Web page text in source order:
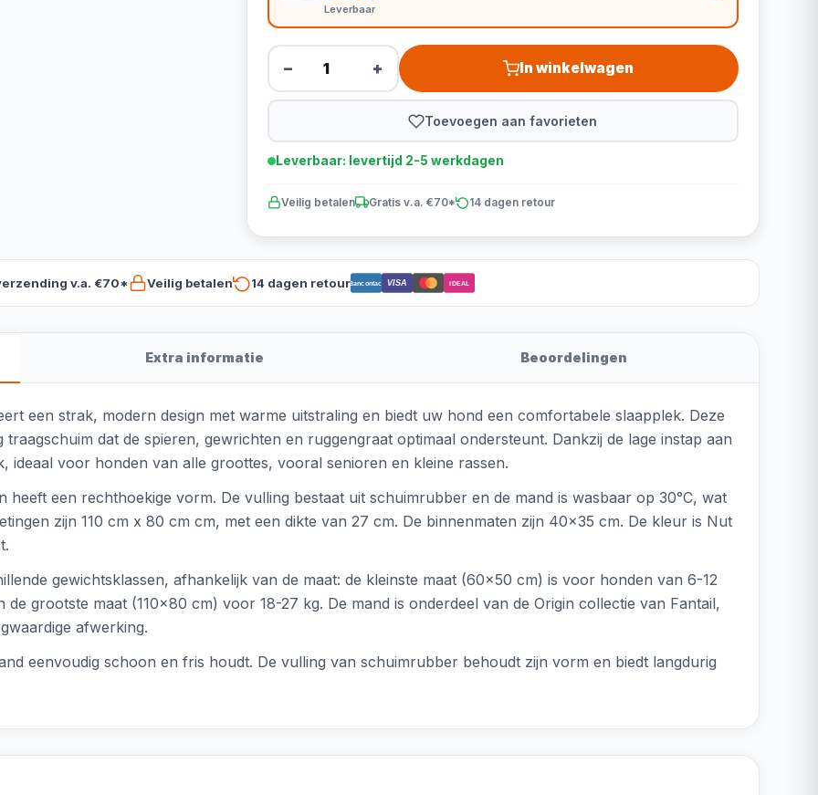
Leverbaar
− + In winkelwagen
Toevoegen aan favorieten
Leverbaar: levertijd 2-5 werkdagen
Veilig betalen Gratis v.a. €70* 14 dagen retour
v.a. €70* Veilig betalen 14 dagen retourBancontact VISA iDEAL
Extra informatie Beoordelingen
een strak, modern design met warme uitstraling en biedt uw hond een comfortabele slaapplek. Deze
dat de spieren, gewrichten en ruggengraat optimaal ondersteunt. Dankzij de lage instap aan
ideaal voor honden van alle groottes, vooral senioren en kleine rassen.
heeft een rechthoekige vorm. De vulling bestaat uit schuimrubber en de mand is wasbaar op 30°C, wat
zijn 110 cm x 80 cm cm, met een dikte van 27 cm. De binnenmaten zijn 40x35 cm. De kleur is Nut
gewichtsklassen, afhankelijk van de maat: de kleinste maat (60x50 cm) is voor honden van 6-12
grootste maat (110x80 cm) voor 18-27 kg. De mand is onderdeel van de Origin collectie van Fantail,
afwerking.
eenvoudig schoon en fris houdt. De vulling van schuimrubber behoudt zijn vorm en biedt langdurig